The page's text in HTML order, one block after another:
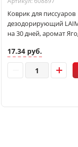
Коврик для писсуаров
дезодорирующий
на 30 дней, аромат
17.34 руб.